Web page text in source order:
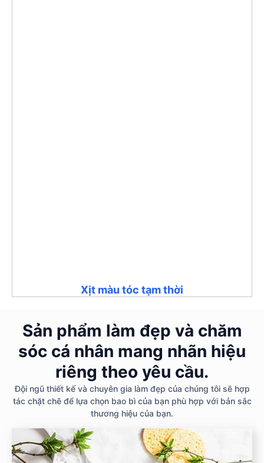
Xịt màu tóc tạm thời
Sản phẩm làm đẹp và chăm
sóc cá nhân mang nhãn hiệu
riêng theo yêu cầu.
Đội ngũ thiết kế và chuyên gia làm đẹp của chúng tôi sẽ hợp
tác chặt chẽ để lựa chọn bao bì của bạn phù hợp với bản sắc
thương hiệu của bạn.